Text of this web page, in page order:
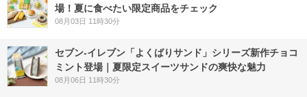
場！夏に食べたい限定商品をチェック
08月03日 11時30分
セブン‐イレブン「よくばりサンド」シリーズ新作チョコ
ミント登場｜夏限定スイーツサンドの爽快な魅力
08月06日 11時30分